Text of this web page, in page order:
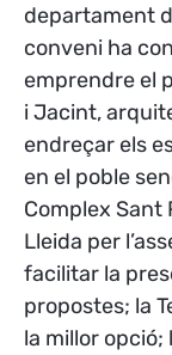
departament
conveni ha
emprendre el
i Jacint,
endreçar els
en el poble
Complex Sant
Lleida per
facilitar la
propostes; la
la millor opció;